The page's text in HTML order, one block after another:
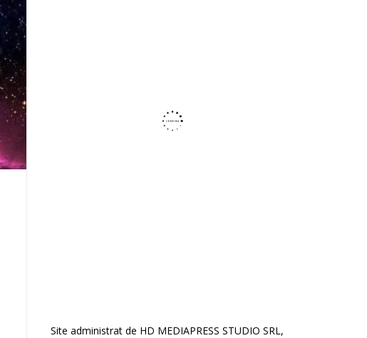
Site administrat de HD MEDIAPRESS STUDIO SRL,